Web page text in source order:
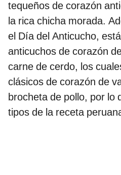
tequeños de corazón
la rica chicha morada.
el Día del Anticucho,
anticuchos de corazón
carne de cerdo, los
clásicos de corazón de
brocheta de pollo, por lo
tipos de la receta